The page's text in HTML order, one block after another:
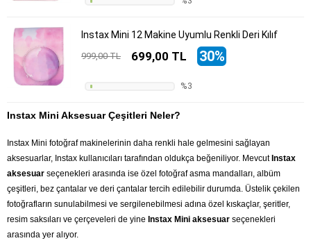
Instax Mini 12 Makine Uyumlu Renkli Deri Kılıf
999,00 TL 699,00 TL 30%
%3
Instax Mini Aksesuar Çeşitleri Neler?
Instax Mini fotoğraf makinelerinin daha renkli hale gelmesini sağlayan
aksesuarlar, Instax kullanıcıları tarafından oldukça beğeniliyor. Mevcut Instax
aksesuar seçenekleri arasında ise özel fotoğraf asma mandalları, albüm
çeşitleri, bez çantalar ve deri çantalar tercih edilebilir durumda. Üstelik çekilen
fotoğrafların sunulabilmesi ve sergilenebilmesi adına özel kıskaçlar, şeritler,
resim saksıları ve çerçeveleri de yine Instax Mini aksesuar seçenekleri
arasında yer alıyor.